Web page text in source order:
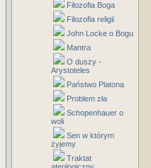
Filozofia Boga
Filozofia religii
John Locke o Bogu
Mantra
O duszy -
Arystoteles
Państwo Platona
Problem zła
Schopenhauer o
woli
Sen w którym
żyjemy
Traktat